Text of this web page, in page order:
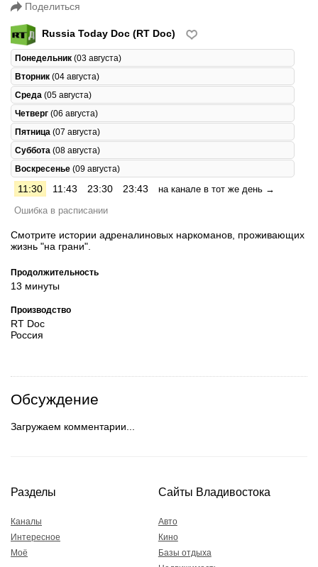
Поделиться
Russia Today Doc (RT Doc)
Понедельник (03 августа)
Вторник (04 августа)
Среда (05 августа)
Четверг (06 августа)
Пятница (07 августа)
Суббота (08 августа)
Воскресенье (09 августа)
11:30 11:43 23:30 23:43
на канале в тот же день →
Ошибка в расписании
Смотрите истории адреналиновых наркоманов, проживающих
жизнь "на грани".
Продолжительность
13 минуты
Производство
RT Doc
Россия
Обсуждение
Загружаем комментарии...
Разделы
Каналы
Интересное
Моё
Сайты Владивостока
Авто
Кино
Базы отдыха